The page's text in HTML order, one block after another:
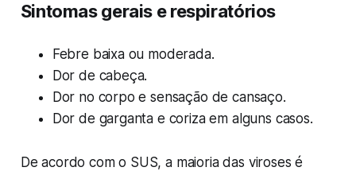
Sintomas gerais e respiratórios
Febre baixa ou moderada.
Dor de cabeça.
Dor no corpo e sensação de cansaço.
Dor de garganta e coriza em alguns casos.
De acordo com o SUS, a maioria das viroses é